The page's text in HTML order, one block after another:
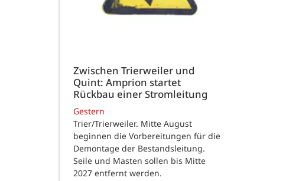
Zwischen Trierweiler und
Quint: Amprion startet
Rückbau einer Stromleitung
Gestern
Trier/Trierweiler. Mitte August
beginnen die Vorbereitungen für die
Demontage der Bestandsleitung.
Seile und Masten sollen bis Mitte
2027 entfernt werden.